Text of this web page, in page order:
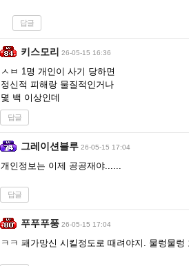
답글
키스모리 26-05-15 16:36
ㅅㅂ 1명 개인이 사기 당하면
정신적 피해랑 물질적인거나
몇 백 이상인데
답글
그레이션블루 26-05-15 17:04
개인정보는 이제 공공재야......
답글
푸푸푸풍 26-05-15 17:04
ㅋㅋ 패가망신 시킬정도로 때려야지. 물렁물렁